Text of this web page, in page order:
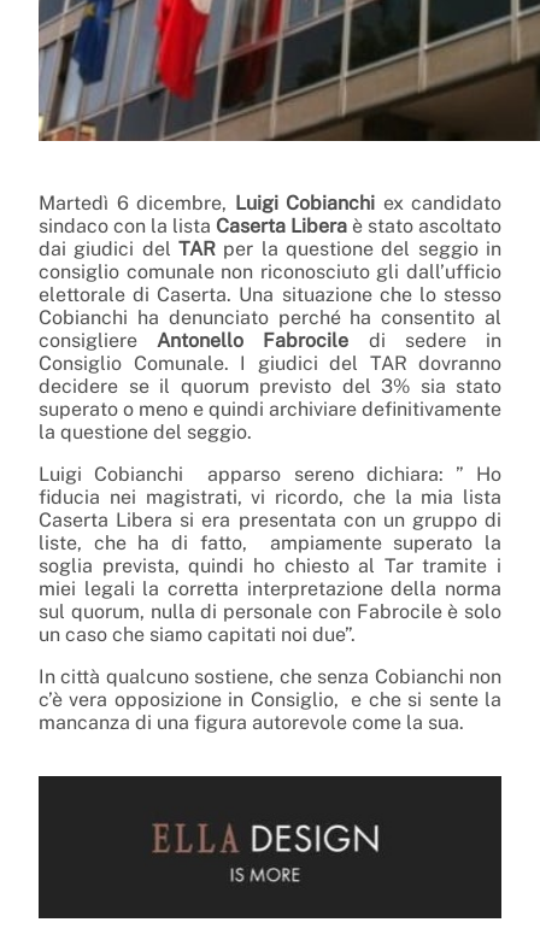
Martedì 6 dicembre, Luigi Cobianchi ex candidato
sindaco con la lista Caserta Libera è stato ascoltato
dai giudici del TAR per la questione del seggio in
consiglio comunale non riconosciuto gli dall’ufficio
elettorale di Caserta. Una situazione che lo stesso
Cobianchi ha denunciato perché ha consentito al
consigliereAntonello Fabrocile di sedere in
Consiglio Comunale. I giudici del TAR dovranno
decidere se il quorum previsto del 3% sia stato
superato o meno e quindi archiviare definitivamente
la questione del seggio.
Luigi Cobianchi apparso sereno dichiara: ” Ho
fiducia nei magistrati, vi ricordo, che la mia lista
Caserta Libera si era presentata con un gruppo di
liste, che ha di fatto, ampiamente superato la
soglia prevista, quindi ho chiesto al Tar tramite i
miei legali la corretta interpretazione della norma
sul quorum, nulla di personale con Fabrocile è solo
un caso che siamo capitati noi due”.
In città qualcuno sostiene, che senza Cobianchi non
c’è vera opposizione in Consiglio, e che si sente la
mancanza di una figura autorevole come la sua.